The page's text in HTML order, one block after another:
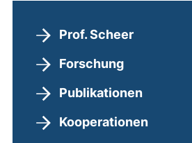
Prof. Scheer
Forschung
Publikationen
Kooperationen